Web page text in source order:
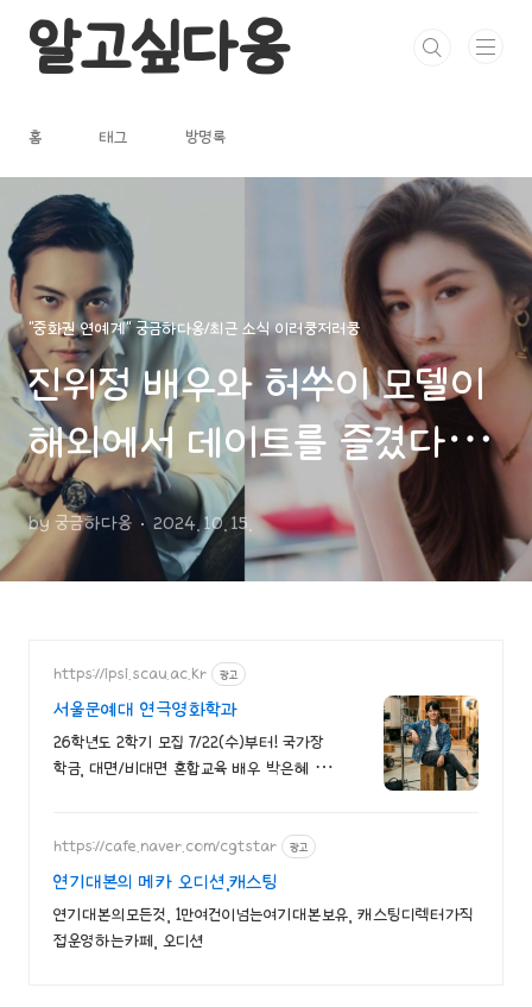
알고싶다옹
홈 태그 방명록
"중화권 연예계" 궁금하다옹/최근 소식 이러쿵저러쿵
진위정 배우와 허쑤이 모델이
해외에서 데이트를 즐겼다는
소문이 있는데~!두 사람은 계
속 열애중이에요?!
by 궁금하다옹 2024. 10. 15.
https://ipsi.scau.ac.kr 광고
서울문예대 연극영화학과
26학년도 2학기 모집 7/22(수)부터! 국가장
학금, 대면/비대면 혼합교육 배우 박은혜 원
https://cafe.naver.com/cgtstar 광고
연기대본의 메카 오디션,캐스팅
연기대본의모든것, 1만여건이넘는여기대본보유, 캐스팅디렉터가직
접운영하는카페, 오디션